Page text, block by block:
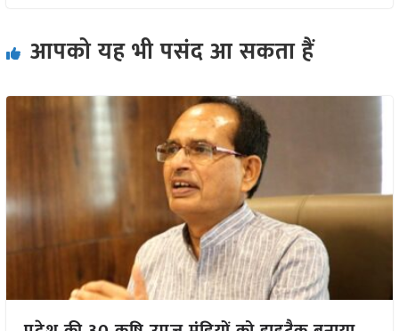
आपको यह भी पसंद आ सकता हैं